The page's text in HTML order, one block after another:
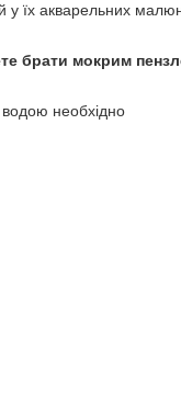
їх акварельних
брати мокрим
необхідно